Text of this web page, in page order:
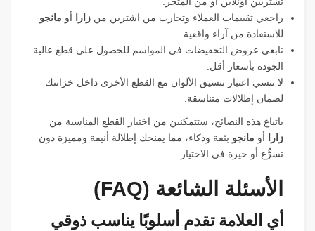
راجعي تقييمات العملاء وتجارب من اشترين من زارا أو مانجو
للاستفادة من آراء واقعية.
تابعي عروض التخفيضات في المواسم للحصول على قطع عالية
الجودة بأسعار أقل.
لا تنسي اعتبار تنسيق الألوان مع القطع الأخرى داخل خزانتك
لضمان إطلالات متناسقة.
باتباع هذه النصائح، ستتمكنين من اختيار القطع المناسبة من
زارا
أو مانجو بثقة وذكاء، مما يمنحك إطلالة أنيقة ومميزة دون
تسرُّع أو حيرة في الاختيار.
الأسئلة الشائعة (FAQ)
أي العلامة تقدم أسلوبًا يناسب ذوقي